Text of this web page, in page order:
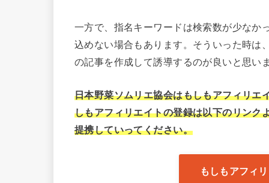
一方で、指名キーワードは検索数が少なか
込めない場合もあります。そういった時は
の記事を作成して誘導するのが良いと思い
日本野菜ソムリエ協会はもしもアフィリエ
しもアフィリエイトの登録は以下のリンク
提携していってください。
もしもアフィ